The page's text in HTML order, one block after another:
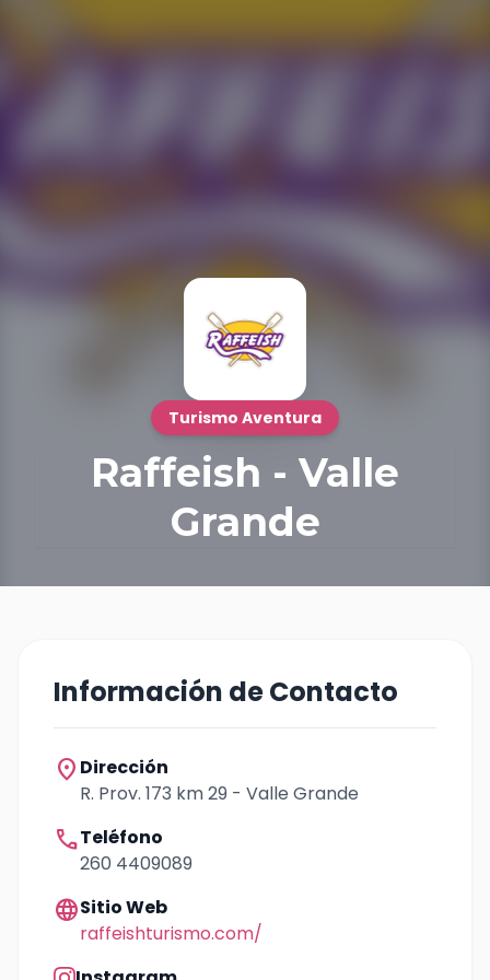
Turismo Aventura
Raffeish - Valle
Grande
Información de Contacto
location_on Dirección
R. Prov. 173 km 29 - Valle Grande
callTeléfono
260 4409089
languageSitio Web
raffeishturismo.com/